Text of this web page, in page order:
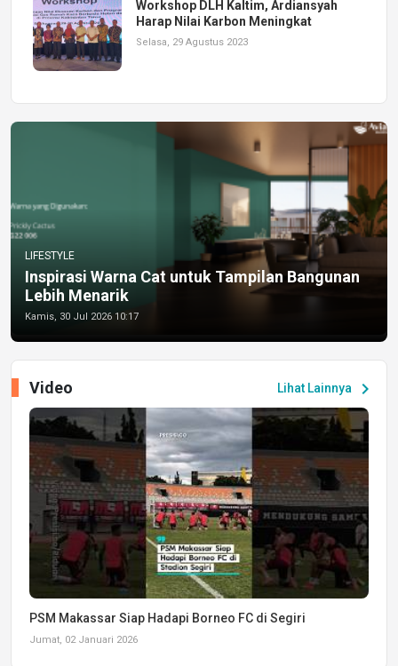
Workshop DLH Kaltim, Ardiansyah
Harap Nilai Karbon Meningkat
Selasa, 29 Agustus 2023
LIFESTYLE
Inspirasi Warna Cat untuk Tampilan Bangunan
Lebih Menarik
Kamis, 30 Jul 2026 10:17
Lihat Lainnya chevron_right
Video
PSM Makassar Siap Hadapi Borneo FC di Segiri
Jumat, 02 Januari 2026